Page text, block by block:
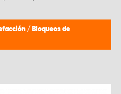
/ Bloqueos de